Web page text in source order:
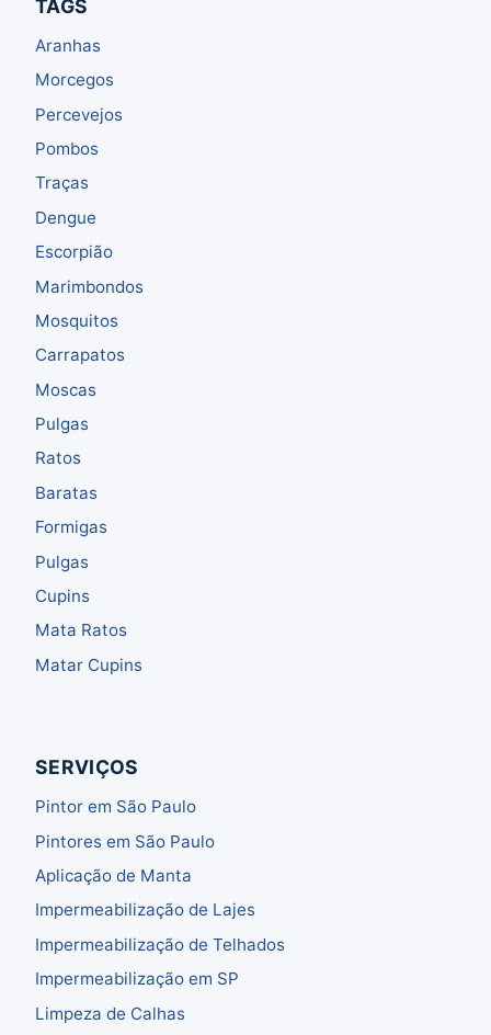
TAGS
Aranhas
Morcegos
Percevejos
Pombos
Traças
Dengue
Escorpião
Marimbondos
Mosquitos
Carrapatos
Moscas
Pulgas
Ratos
Baratas
Formigas
Pulgas
Cupins
Mata Ratos
Matar Cupins
SERVIÇOS
Pintor em São Paulo
Pintores em São Paulo
Aplicação de Manta
Impermeabilização de Lajes
Impermeabilização de Telhados
Impermeabilização em SP
Limpeza de Calhas